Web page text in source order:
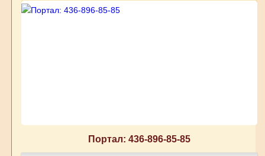
Портал: 436-896-85-85